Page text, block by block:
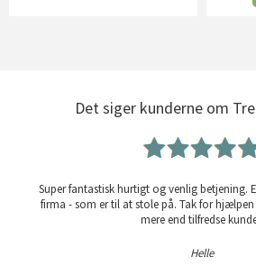
Det siger kunderne om
Super fantastisk hurtigt og venlig betjening.
firma - som er til at stole på. Tak for hjælpen
mere end tilfredse
Helle